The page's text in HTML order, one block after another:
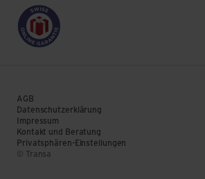
© Transa
AGB
Datenschutzerklärung
Impressum
Kontakt und Beratung
Privatsphären-Einstellungen